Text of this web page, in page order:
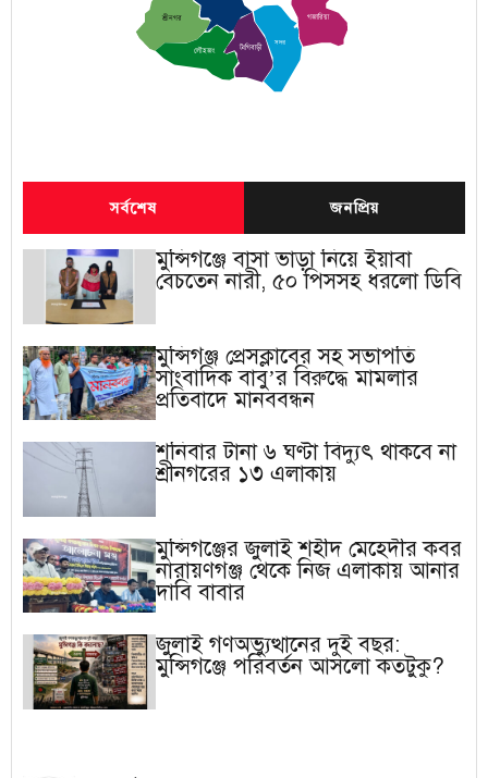
শ্রীনগর
টংগিবাড়ী
সদর
গজারিয়া
লৌহজং
সর্বশেষ জনপ্রিয়
মুন্সিগঞ্জে বাসা ভাড়া নিয়ে ইয়াবা
বেচতেন নারী, ৫০ পিসসহ ধরলো ডিবি
মুন্সিগঞ্জ প্রেসক্লাবের সহ সভাপতি
সাংবাদিক বাবু’র বিরুদ্ধে মামলার
প্রতিবাদে মানববন্ধন
শনিবার টানা ৬ ঘণ্টা বিদ্যুৎ থাকবে না
শ্রীনগরের ১৩ এলাকায়
মুন্সিগঞ্জের জুলাই শহীদ মেহেদীর কবর
নারায়ণগঞ্জ থেকে নিজ এলাকায় আনার
দাবি বাবার
জুলাই গণঅভ্যুত্থানের দুই বছর:
মুন্সিগঞ্জে পরিবর্তন আসলো কতটুকু?